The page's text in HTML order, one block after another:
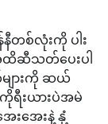
စ်လုံးကို ပါး
အထိဆီသတ်ပေးပါ
ျားကို ဆယ်
ရီးယားပဲအမဲ
ေးအေးနဲ့ နှံ့